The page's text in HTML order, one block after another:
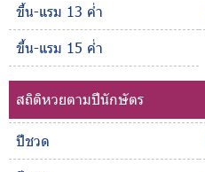
ขึ้น-แรม 13 ค่ำ
ขึ้น-แรม 15 ค่ำ
สถิติหวยตามปีนักษัตร
ปีชวด